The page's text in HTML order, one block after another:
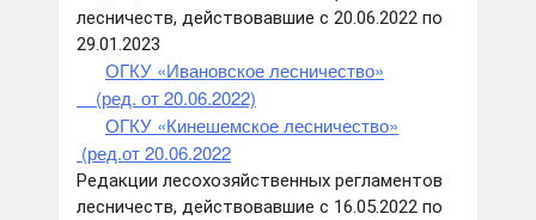
лесничеств, действовавшие с 20.06.2022 по
29.01.2023
ОГКУ «Ивановское лесничество»
(ред. от 20.06.2022)
ОГКУ «Кинешемское лесничество»
(ред.от 20.06.2022
Редакции лесохозяйственных регламентов
лесничеств, действовавшие с 16.05.2022 по